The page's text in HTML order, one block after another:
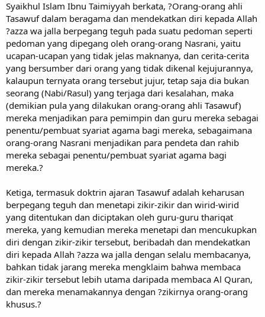
Syaikhul Islam Ibnu Taimiyyah berkata, ?Orang-orang ahli
Tasawuf dalam beragama dan mendekatkan diri kepada Allah
?azza wa jalla berpegang teguh pada suatu pedoman seperti
pedoman yang dipegang oleh orang-orang Nasrani, yaitu
ucapan-ucapan yang tidak jelas maknanya, dan cerita-cerita
yang bersumber dari orang yang tidak dikenal kejujurannya,
kalaupun ternyata orang tersebut jujur, tetap saja dia bukan
seorang (Nabi/Rasul) yang terjaga dari kesalahan, maka
(demikian pula yang dilakukan orang-orang ahli Tasawuf)
mereka menjadikan para pemimpin dan guru mereka sebagai
penentu/pembuat syariat agama bagi mereka, sebagaimana
orang-orang Nasrani menjadikan para pendeta dan rahib
mereka sebagai penentu/pembuat syariat agama bagi
mereka.?
Ketiga, termasuk doktrin ajaran Tasawuf adalah keharusan
berpegang teguh dan menetapi zikir-zikir dan wirid-wirid
yang ditentukan dan diciptakan oleh guru-guru thariqat
mereka, yang kemudian mereka menetapi dan mencukupkan
diri dengan zikir-zikir tersebut, beribadah dan mendekatkan
diri kepada Allah ?azza wa jalla dengan selalu membacanya,
bahkan tidak jarang mereka mengklaim bahwa membaca
zikir-zikir tersebut lebih utama daripada membaca Al Quran,
dan mereka menamakannya dengan ?zikirnya orang-orang
khusus.?